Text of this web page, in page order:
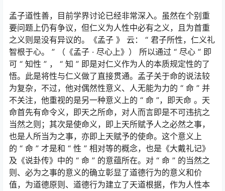
孟子道性善，目前学界讨论已经非常深入。虽然在个别重
要问题上仍有争议，但仁义为人性中必有之义，且为首重
之义则是没有异议的。《孟子 》 云： “ 君子所性，仁义礼
智根于心。 ” （《孟子 · 尽心上》） 所以通过 “ 尽心 ” 即
可 “ 知性 ” ， “ 知 ” 即是对仁义作为人的本质规定性的了
悟。此是将性与仁义做了直接贯通。孟子关于命的说法较
为复杂，不过，他对偶然性意义、人无能为力的 “ 命 ” 并
不关注，他重视的是另一种意义上的 “ 命 ”，即天命 。天
命首先有命令义，即天之所命，对人而言即是不可违抗之
当然之则；其次是使命义，即上天所赋予人之必然之事，
也是人所当为之事，亦即上天赋予的使命。这个意义上
的 “ 命 ” 才是和 “ 性 ” 相对等的概念，也是《大戴礼记》
及《说卦传》中的 “ 命 ” 的意蕴所在。对 “ 命 ” 的当然之
则、必为之事的意义的确立彰显了道德行为的意义和价
值，为道德原则、道德行为建立了天道根据，作为人性本